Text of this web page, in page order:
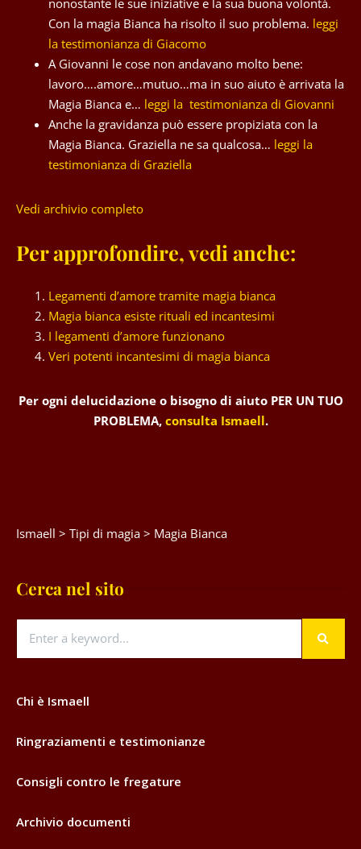
Con la magia Bianca ha risolto il suo problema. leggi
la testimonianza di Giacomo
A Giovanni le cose non andavano molto bene:
lavoro….amore…mutuo…ma in suo aiuto è arrivata la
Magia Bianca e… leggi la testimonianza di Giovanni
Anche la gravidanza può essere propiziata con la
Magia Bianca. Graziella ne sa qualcosa… leggi la
testimonianza di Graziella
Vedi archivio completo
Per approfondire, vedi anche:
Legamenti d’amore tramite magia bianca
Magia bianca esiste rituali ed incantesimi
I legamenti d’amore funzionano
Veri potenti incantesimi di magia bianca
Per ogni delucidazione o bisogno di aiuto PER UN TUO
PROBLEMA, consulta Ismaell.
Ismaell > Tipi di magia > Magia Bianca
Cerca nel sito
Chi è Ismaell
Ringraziamenti e testimonianze
Consigli contro le fregature
Archivio documenti